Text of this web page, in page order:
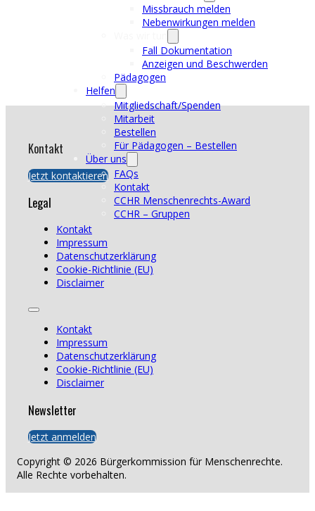
Missbrauch melden
Nebenwirkungen melden
Fall Dokumentation
Anzeigen und Beschwerden
Pädagogen
Helfen
Mitgliedschaft/Spenden
Mitarbeit
Bestellen
Für Pädagogen – Bestellen
Über uns
FAQs
Kontakt
CCHR Menschenrechts-Award
CCHR – Gruppen
Kontakt
Jetzt kontaktieren
Legal
Kontakt
Impressum
Datenschutzerklärung
Cookie-Richtlinie (EU)
Disclaimer
Kontakt
Impressum
Datenschutzerklärung
Cookie-Richtlinie (EU)
Disclaimer
Newsletter
Jetzt anmelden
Copyright © 2026 Bürgerkommission für Menschenrechte.
Alle Rechte vorbehalten.